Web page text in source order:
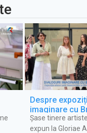
Despre
imaginare cu
emisiunea
Șase tinere
expun la Gloriae